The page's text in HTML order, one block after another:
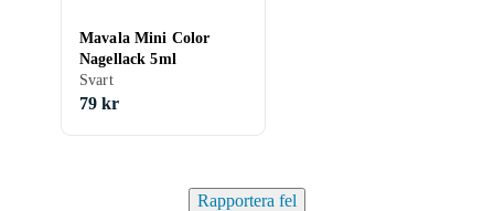
Mavala Mini Color
Nagellack 5ml
Svart
79 kr
Rapportera fel